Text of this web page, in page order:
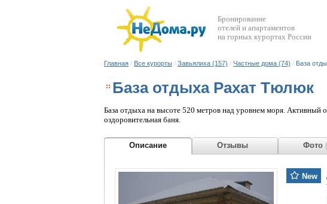
Бронирование
отелей и апартаментов
на горных курортах России
Главная / Все курорты / Завьялиха (157) / Частные дома (74) / База
База отдыха Рахат Тюлюк
База отдыха на высоте 520 метров над уровнем моря. Активный
оздоровительная баня.
Описание Отзывы Фото
New